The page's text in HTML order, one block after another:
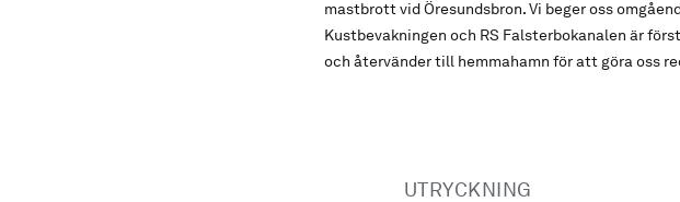
mastbrott vid Öresundsbron. Vi beger oss
Kustbevakningen och RS Falsterbokanalen är
och återvänder till hemmahamn för att göra oss
UTRYCKNING